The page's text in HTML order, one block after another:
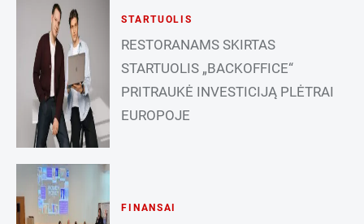
STARTUOLIS
RESTORANAMS SKIRTAS
STARTUOLIS „BACKOFFICE“
PRITRAUKĖ INVESTICIJĄ PLĖTRAI
EUROPOJE
FINANSAI